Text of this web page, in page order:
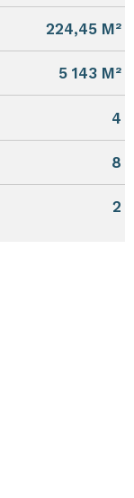
224,45 M²
5 143 M²
4
8
2